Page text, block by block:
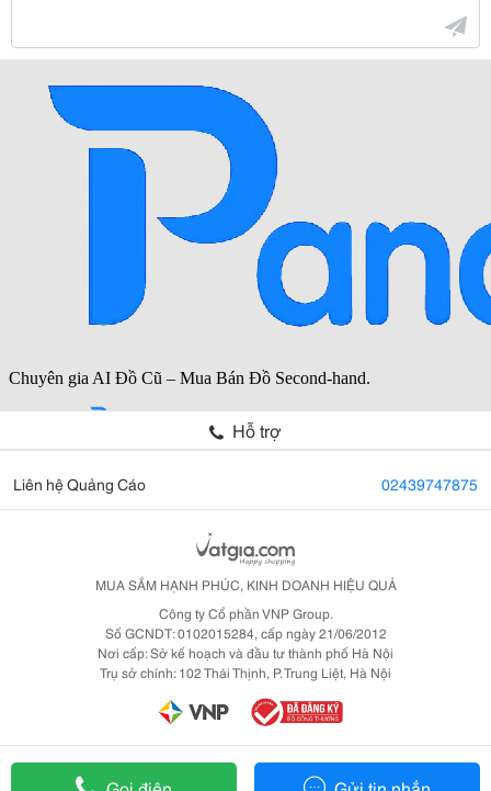
Hỗ trợ
Liên hệ Quảng Cáo 02439747875
MUA SẮM HẠNH PHÚC, KINH DOANH HIỆU QUẢ
Công ty Cổ phần VNP Group.
Số GCNDT: 0102015284, cấp ngày 21/06/2012
Nơi cấp: Sở kế hoạch và đầu tư thành phố Hà Nội
Trụ sở chính: 102 Thái Thịnh, P. Trung Liệt, Hà Nội